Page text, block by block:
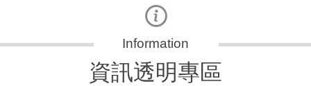
資訊透明專區